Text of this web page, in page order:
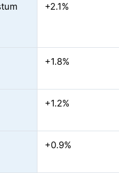
+2.1%
+1.8%
+1.2%
+0.9%